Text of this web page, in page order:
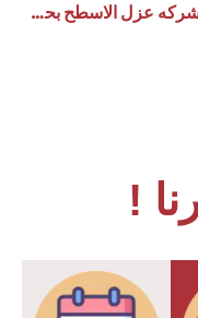
افضل شركه عزل الاسطح بحوطه بني تميم 0533910940
!